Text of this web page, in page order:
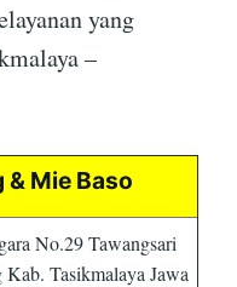
yang
–
Mie Baso
No.29 Tawangsari
Tasikmalaya Jawa